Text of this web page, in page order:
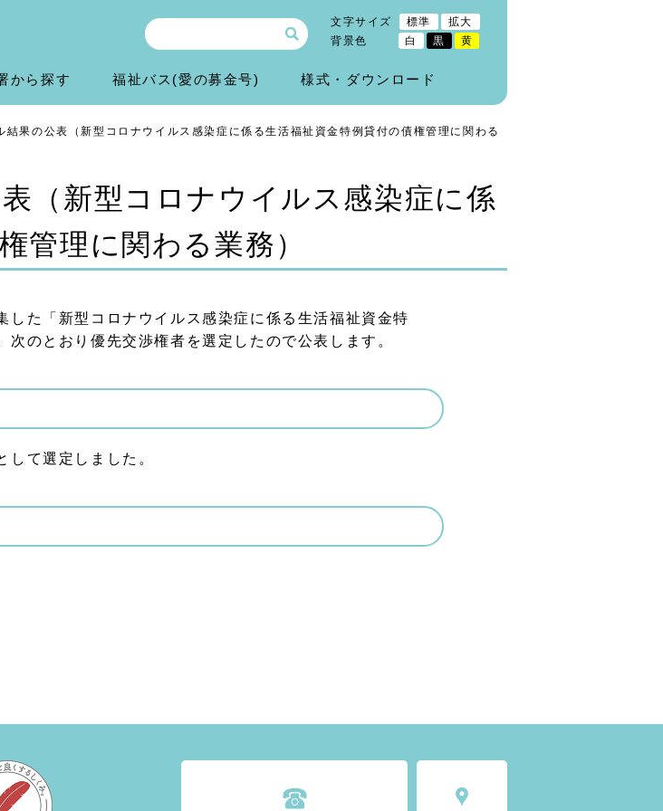
から探す 福祉バス(愛の募金号) 様式・ダウンロード
文字サイズ 標準
拡大
背景色
白 黒 黄
結果の公表（新型コロナウイルス感染症に係る生活福祉資金特例貸付の債権管理に関わる
（新型コロナウイルス感染症に係
管理に関わる業務）
た「新型コロナウイルス感染症に係る生活福祉資金特
のとおり優先交渉権者を選定したので公表します。
て選定しました。